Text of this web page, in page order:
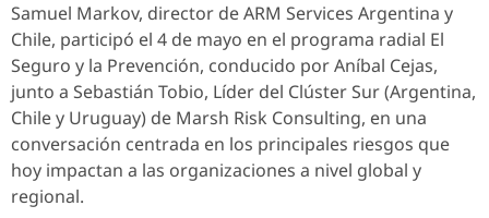
Samuel Markov, director de ARM Services Argentina y
Chile, participó el 4 de mayo en el programa radial El
Seguro y la Prevención, conducido por Aníbal Cejas,
junto a Sebastián Tobio, Líder del Clúster Sur (Argentina,
Chile y Uruguay) de Marsh Risk Consulting, en una
conversación centrada en los principales riesgos que
hoy impactan a las organizaciones a nivel global y
regional.